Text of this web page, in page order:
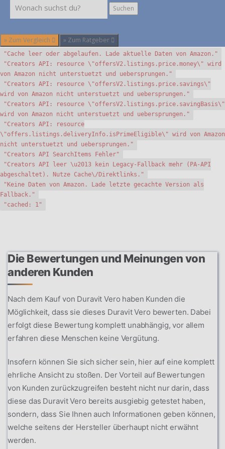
Suchen
» Zum Vergleich » Zum Ratgeber
"Cache leer oder abgelaufen. Lade aktuelle Daten von Amazon."
"Creators API: resource \"offersV2.listings.price.money\" wird
von Amazon nicht unterstuetzt und uebersprungen."
"Creators API: resource \"offersV2.listings.price.savings\"
wird von Amazon nicht unterstuetzt und uebersprungen."
"Creators API: resource \"offersV2.listings.price.savingBasis\"
wird von Amazon nicht unterstuetzt und uebersprungen."
"Creators API: resource
\"offers.listings.deliveryInfo.isPrimeEligible\" wird von Amazon
nicht unterstuetzt und uebersprungen."
"Creators API SearchItems Fehler"
"Creators API leer \u2013 kein Legacy-Fallback mehr (PA-API
abgeschaltet). Nutze Cache\/Direktlinks."
"Keine Daten von Amazon. Lade letzte gecachte Version als
Fallback."
"cached: 1"
Die Bewertungen und Meinungen von
anderen Kunden
Nach dem Kauf von Duravit Vero haben Kunden die
Möglichkeit, dass sie dieses Duravit Vero bewerten. Dabei
erfolgt diese Bewertung komplett unabhängig, vor allem
erfahren diese Menschen keine Vergütung.
Insofern können Sie sich sicher sein, hier auf eine komplett
ehrliche Ansicht zu stoßen. Der Vorteil auf Bewertungen
von Kunden zurückzugreifen besteht nicht nur darin, dass
diese das Duravit Vero bereits ausgiebig getestet haben,
sondern, dass Sie Ihnen auch Informationen geben können,
welche seitens der Hersteller überhaupt nicht erwähnt
werden.